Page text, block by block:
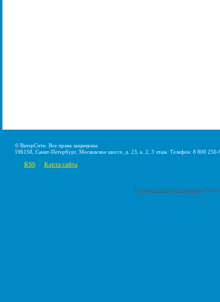
© ВатерСити. Все права защищены.
196158, Санкт-Петербург, Московское шоссе, д. 23, к. 2, 3 этаж. Телефон: 8 800
RSS Карта сайта
Создание интернет-магазина